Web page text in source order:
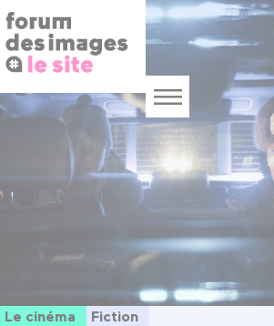
Panneau de gestion des cookies
au
contenu
principal
Menu
Le cinéma Fiction